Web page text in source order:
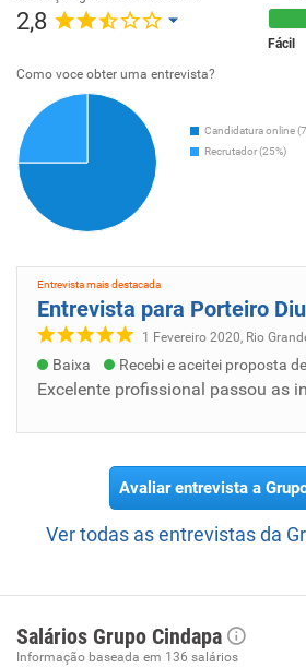
2,8
Fácil
Como voce obter uma entrevista?
Candidatura online
Recrutador (25%)
Entrevista mais destacada
Entrevista para Porteiro
1 Fevereiro 2020, Rio
Baixa Recebi e aceitei proposta
Avaliar entrevista a
Ver todas as entrevistas da
Salários Grupo Cindapa
Informação baseada em 136 salários